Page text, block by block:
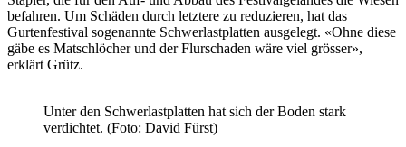
befahren. Um Schäden durch letztere zu reduzieren, hat das
Gurtenfestival sogenannte Schwerlastplatten ausgelegt. «Ohne diese
gäbe es Matschlöcher und der Flurschaden wäre viel grösser»,
erklärt Grütz.
Unter den Schwerlastplatten hat sich der Boden stark
verdichtet. (Foto: David Fürst)